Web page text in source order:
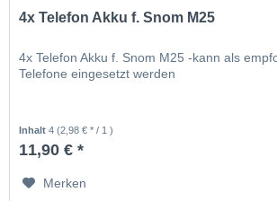
4x Telefon Akku f. Snom M25
4x Telefon Akku f. Snom M25 -kann als
Telefone eingesetzt werden
Inhalt4(2,98 € * / 1 )
11,90 € *
Merken